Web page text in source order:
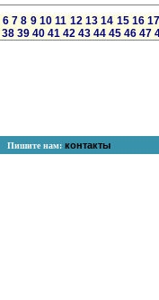
6 7 8 9 10 11 12 13 14 15 16
38 39 40 41 42 43 44 45 46 47
Пишите нам: контакты